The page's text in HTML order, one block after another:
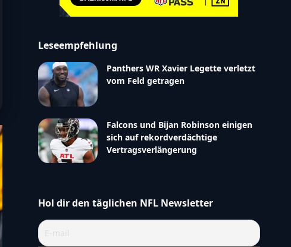
Leseempfehlung
Panthers WR Xavier Legette verletzt
vom Feld getragen
Falcons und Bijan Robinson einigen
sich auf rekordverdächtige
Vertragsverlängerung
Hol dir den täglichen NFL Newsletter